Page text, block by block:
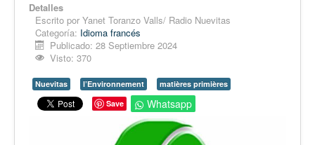
Conozca Nuevitas
Fotorreportaje
Opinión
En audio
Medio Ambiente
Ciencia, tecnología y curiosidades
Detalles
Escrito por Yanet Toranzo Valls/ Radio Nuevitas
Categoría: Idioma francés
Publicado: 28 Septiembre 2024
Visto: 370
Nuevitas l’Environnement
matières primières
Save
Whatsapp